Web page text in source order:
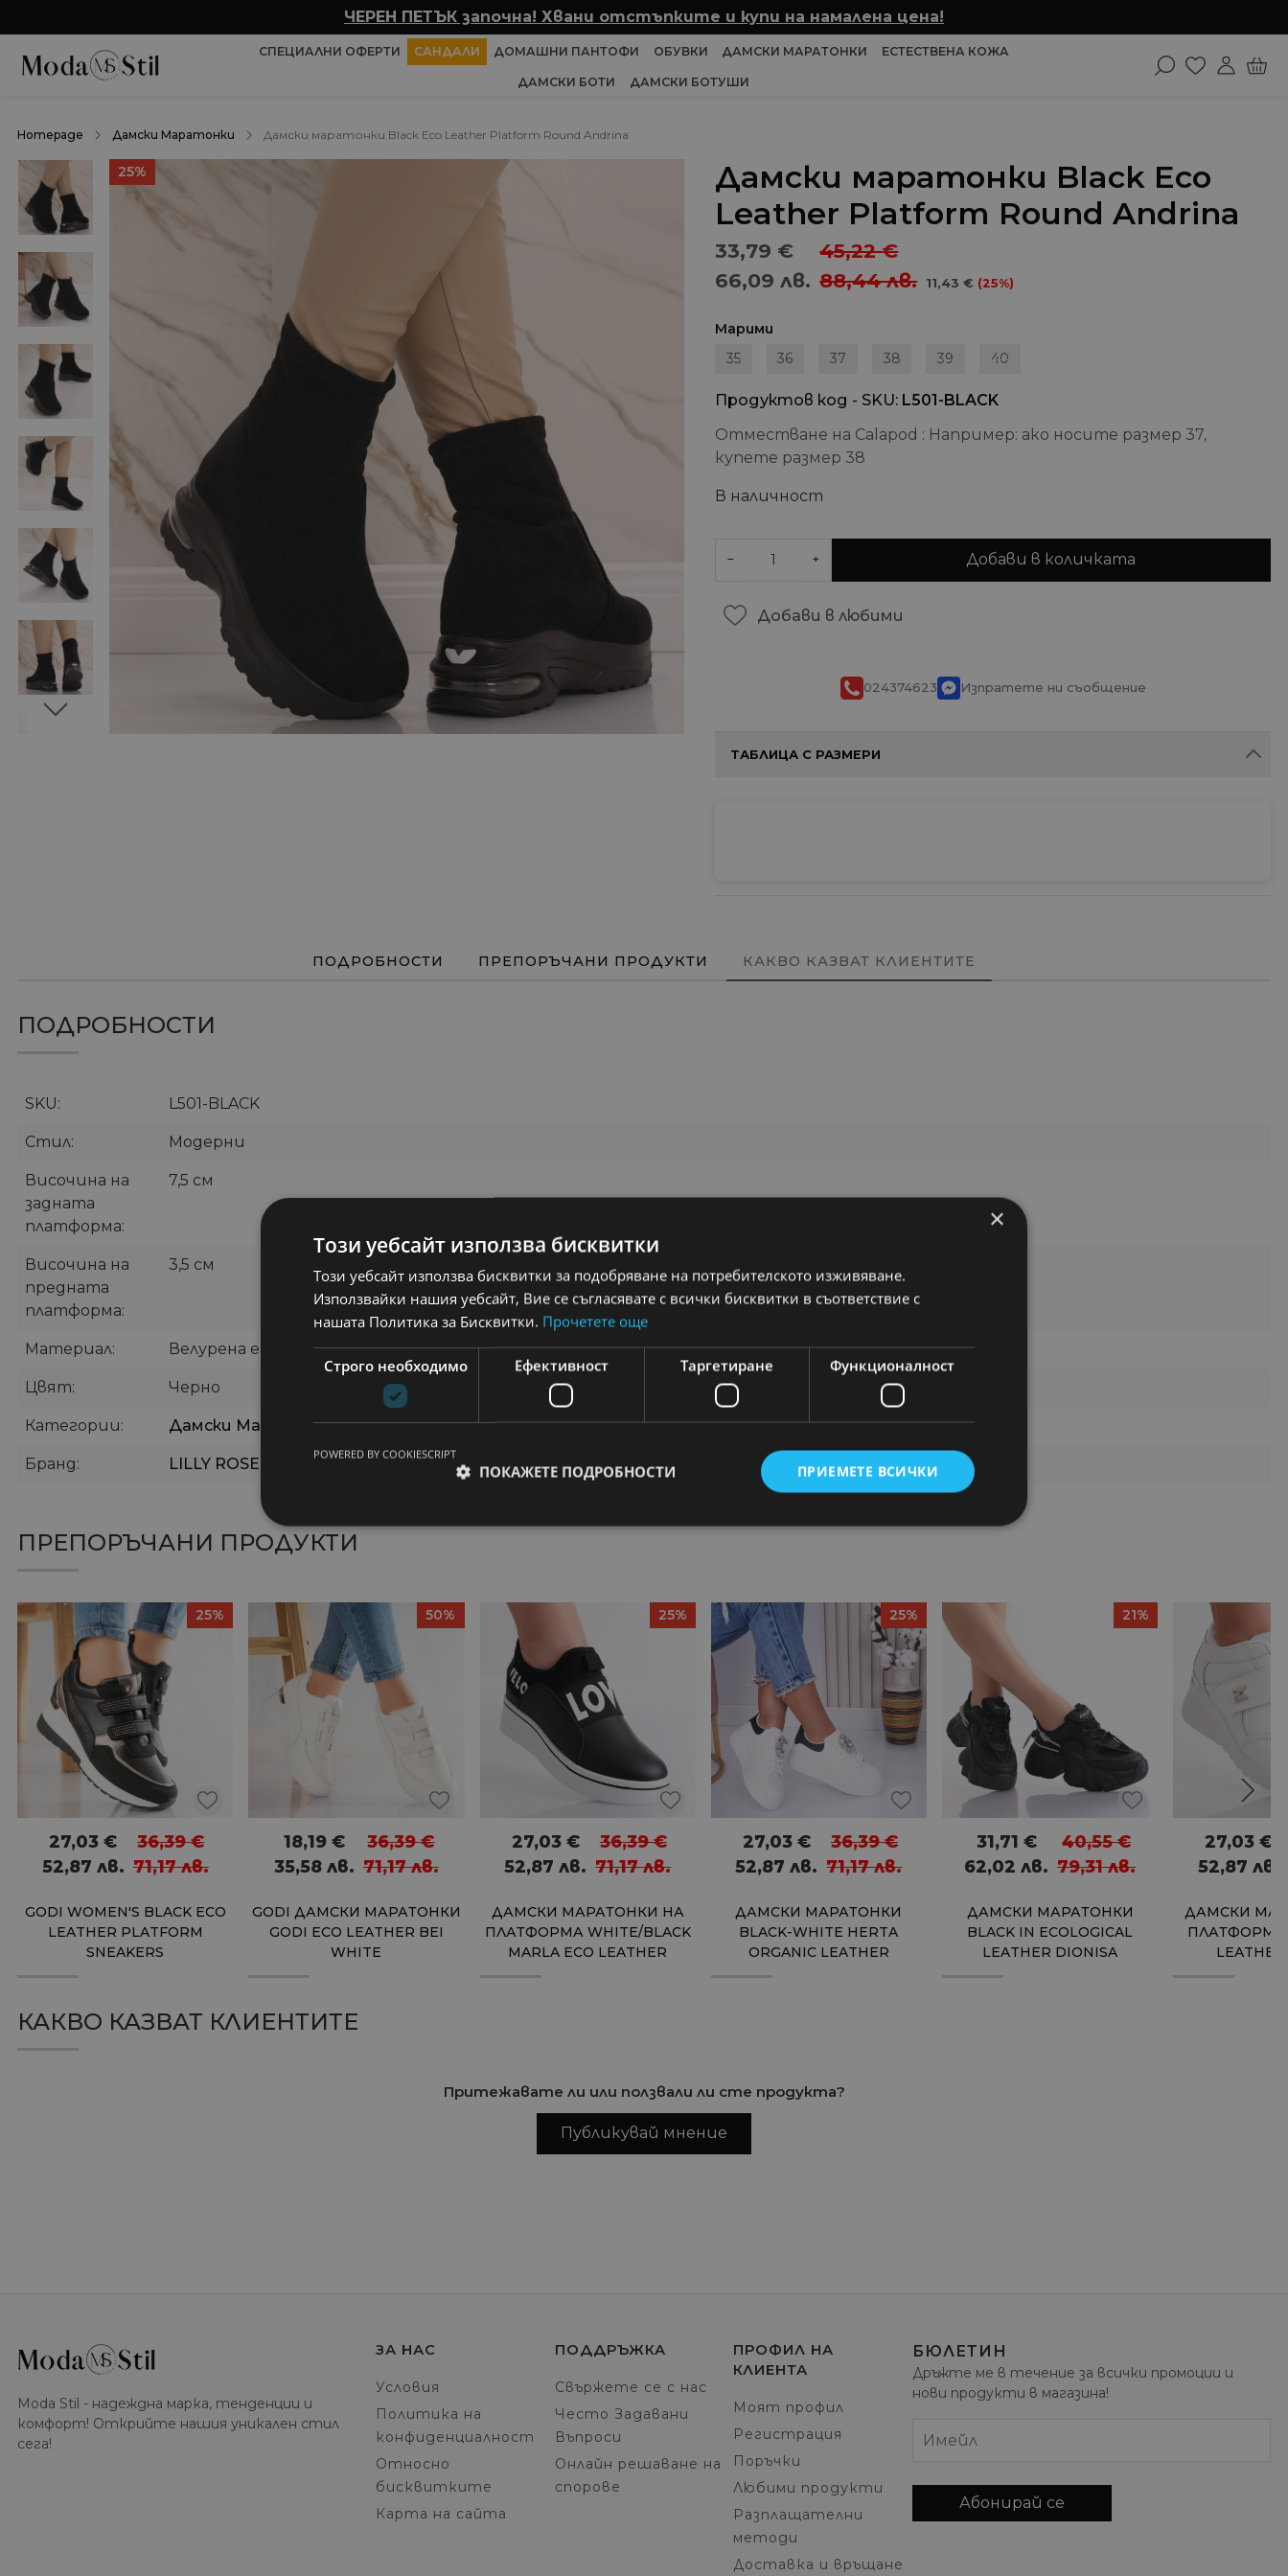
ЧЕРЕН ПЕТЪК започна! Хвани отстъпките и купи на намалена цена!
СПЕЦИАЛНИ ОФЕРТИ САНДАЛИ ДОМАШНИ ПАНТОФИ ОБУВКИ ДАМСКИ МАРАТОНКИ ЕСТЕСТВЕНА КОЖА
ДАМСКИ БОТИ ДАМСКИ БОТУШИ
Homepage Дамски Маратонки Дамски маратонки Black Eco Leather Platform Round Andrina
25%
Дамски маратонки Black Eco
Leather Platform Round Andrina
33,79 €
66,09 лв.
45,22€
88,44лв. 11,43 € (25%)
Марими
35
36 37 38 39 40
Продуктов код - SKU L501-BLACK
Отместване на Calapod
Например: ако носите размер 37,
купете размер 38
В наличност
− + Добави в количката
Добави в любими
024374623 Изпратете ни съобщение
ТАБЛИЦА С РАЗМЕРИ
ПОДРОБНОСТИ ПРЕПОРЪЧАНИ ПРОДУКТИ КАКВО КАЗВАТ КЛИЕНТИТЕ
ПОДРОБНОСТИ
SKU L501-BLACK
Стил Модерни
Височина на
задната
платформа
7,5 см
Височина на
предната
платформа
3,5 см
Материал Велурена еко кожа
Цвят Черно
Категории Дамски Маратонки,Дамски Сникърси
Бранд LILLY ROSE
ПРЕПОРЪЧАНИ ПРОДУКТИ
25%
GODI WOMEN'S BLACK ECO
LEATHER PLATFORM
SNEAKERS
27,03€
52,87 лв.
36,39€
71,17лв.
50%
GODI ДАМСКИ МАРАТОНКИ
GODI ECO LEATHER BEI
WHITE
18,19 €
35,58 лв.
36,39€
71,17лв.
25%
ДАМСКИ МАРАТОНКИ НА
ПЛАТФОРМА WHITE/BLACK
MARLA ECO LEATHER
27,03 €
52,87лв.
36,39€
71,17лв.
25%
ДАМСКИ МАРАТОНКИ
BLACK-WHITE HERTA
ORGANIC LEATHER
27,03 €
52,87лв.
36,39€
71,17лв.
21%
ДАМСКИ МАРАТОНКИ
BLACK IN ECOLOGICAL
LEATHER DIONISA
31,71 €
62,02лв.
40,55€
79,31лв.
ДАМСКИ
ПЛАТФОРМА
27,03€
52,87 лв.
КАКВО КАЗВАТ КЛИЕНТИТЕ
Притежавате ли или ползвали ли сте продукта?
Публикувай мнение
Moda Stil - надеждна марка, тенденции и
комфорт! Открийте нашия уникален стил
сега!
ЗА НАС
Условия
Политика на
конфиденциалност
Относно
бисквитките
Карта на сайта
ПОДДРЪЖКА
Свържете се с нас
Често Задавани
Въпроси
Онлайн решаване на
спорове
ПРОФИЛ НА
КЛИЕНТА
Моят профил
Регистрация
Поръчки
Любими продукти
Разплащателни
методи
Доставка и връщане
БЮЛЕТИН
Дръжте ме в течение за всички промоции и
нови продукти в магазина!
Имейл
Абонирай се
×
Този уебсайт използва бисквитки
Този уебсайт използва бисквитки за подобряване на потребителското изживяване.
Използвайки нашия уебсайт, Вие се съгласявате с всички бисквитки в съответствие с
нашата Политика за Бисквитки. Прочетете още
Строго необходимо Ефективност Таргетиране Функционалност
ПРИЕМЕТЕ ВСИЧКИ
ПОКАЖЕТЕ ПОДРОБНОСТИ
POWERED BY COOKIESCRIPT